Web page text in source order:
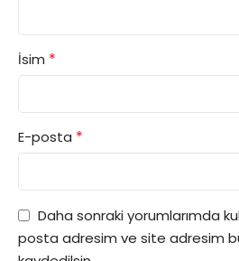
İsim *
E-posta *
Daha sonraki yorumlarımda
posta adresim ve site adresim